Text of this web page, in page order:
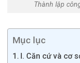
Thành lập
Mục lục
I. Căn cứ và cơ